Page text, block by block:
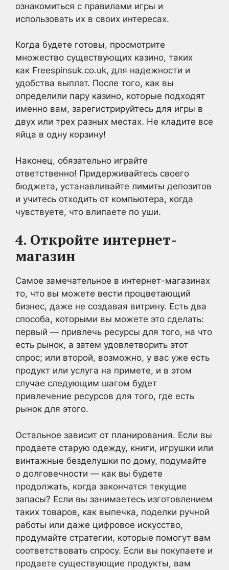
ознакомиться с правилами игры и
использовать их в своих интересах.
Когда будете готовы, просмотрите
множество существующих казино, таких
как Freespinsuk.co.uk, для надежности и
удобства выплат. После того, как вы
определили пару казино, которые подходят
именно вам, зарегистрируйтесь для игры в
двух или трех разных местах. Не кладите все
яйца в одну корзину!
Наконец, обязательно играйте
ответственно! Придерживайтесь своего
бюджета, устанавливайте лимиты депозитов
и учитесь отходить от компьютера, когда
чувствуете, что влипаете по уши.
4. Откройте интернет-
магазин
Самое замечательное в интернет-магазинах
то, что вы можете вести процветающий
бизнес, даже не создавая витрину. Есть два
способа, которыми вы можете это сделать:
первый — привлечь ресурсы для того, на что
есть рынок, а затем удовлетворить этот
спрос; или второй, возможно, у вас уже есть
продукт или услуга на примете, и в этом
случае следующим шагом будет
привлечение ресурсов для того, где есть
рынок для этого.
Остальное зависит от планирования. Если вы
продаете старую одежду, книги, игрушки или
винтажные безделушки по дому, подумайте
о долговечности — как вы будете
продолжать, когда закончатся текущие
запасы? Если вы занимаетесь изготовлением
таких товаров, как выпечка, поделки ручной
работы или даже цифровое искусство,
продумайте стратегии, которые помогут вам
соответствовать спросу. Если вы покупаете и
продаете существующие продукты, вам